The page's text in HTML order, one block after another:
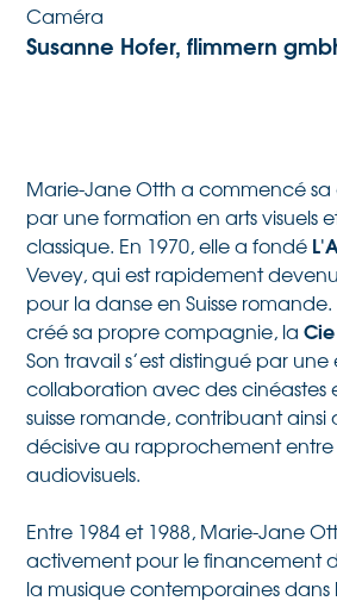
Caméra
Susanne Hofer, flimmern
Marie-Jane Otth a commencé sa
par une formation en arts visuels
classique. En 1970, elle a fondé
Vevey, qui est rapidement
pour la danse en Suisse romande.
créé sa propre compagnie, la
Son travail s’est distingué par une
collaboration avec des cinéastes
suisse romande, contribuant ainsi
décisive au rapprochement
audiovisuels.
Entre 1984 et 1988, Marie-Jane
activement pour le financement
la musique contemporaines